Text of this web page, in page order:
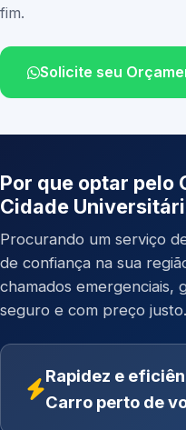
fim.
Solicite seu
Por que optar pelo
Cidade
Procurando um serviço
de confiança na sua
chamados emergenciais,
seguro e com preço justo.
Rapidez e
Carro perto de